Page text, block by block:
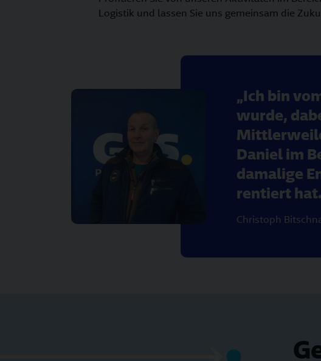
Logistik und lassen Sie uns gemeinsam die
Ich bin
wurde,
Daniel im
damalige
rentiert hat.
Christoph